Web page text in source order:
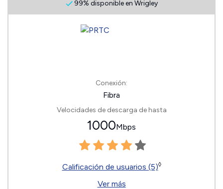
99% disponible en Wrigley
Conexión:
Fibra
Velocidades de descarga de hasta
1000Mbps
Calificación de usuarios (5)◊
Ver más